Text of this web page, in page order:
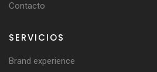
Contacto
SERVICIOS
Brand experience